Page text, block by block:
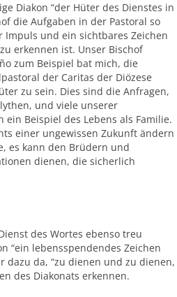
Diakon “der Hüter des Dienstes in
die Aufgaben in der Pastoral so
und ein sichtbares Zeichen
erkennen ist. Unser Bischof
zum Beispiel bat mich, die
der Caritas der Diözese
zu sein. Dies sind die Anfragen,
und viele unserer
Beispiel des Lebens als Familie.
einer ungewissen Zukunft ändern
es kann den Brüdern und
dienen, die sicherlich
des Wortes ebenso treu
“ein lebensspendendes Zeichen
dazu da, “zu dienen und zu dienen,
des Diakonats erkennen.